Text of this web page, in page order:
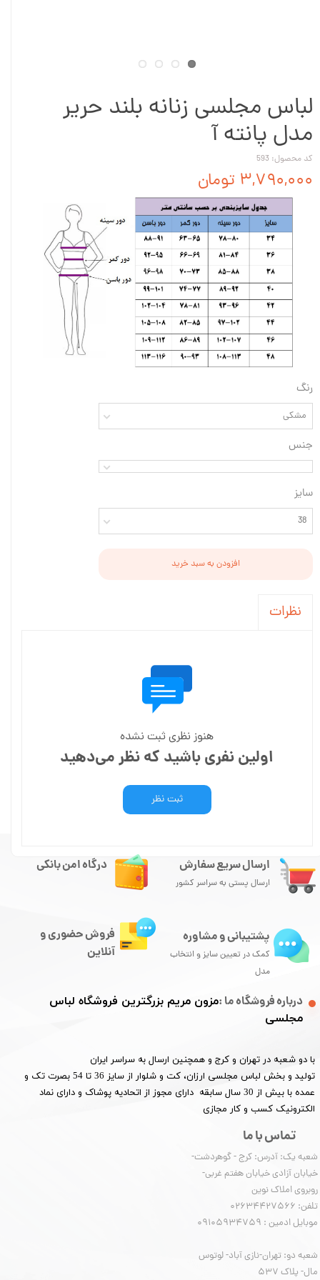
لباس مجلسی زنانه بلند حریر
مدل پانته آ
کد محصول: 593
۳,۷۹۰,۰۰۰ تومان
رنگ
مشکی
جنس
سایز
38
افزودن به سبد خرید
نظرات
هنوز نظری ثبت نشده
اولین نفری باشید که نظر می‌دهید
ثبت نظر
ارسال سریع سفارش
ارسال پستی به سراسر کشور
درباره فروشگاه ما :مزون مریم بزرگترین فروشگاه لباس
مجلسی
با دو شعبه در تهران و کرج و همچنین ارسال به سراسر ایران
تولید و بخش لباس مجلسی ارزان، کت و شلوار از سایز 36 تا 54 بصرت تک و
عمده با بیش از 30 سال سابقه دارای مجوز از اتحادیه پوشاک و دارای نماد
الکترونیک کسب و کار مجازی
تماس با ما
شعبه یک: آدرس: کرج - گوهردشت-
خیابان آزادی خیابان هفتم غربی-
روبروی املاک نوین
​​​​​​​تلفن: 02634427566
موبایل ادمین : 09105934759
شعبه دو: تهران-نازی آباد- لوتوس
مال- پلاک 537
درگاه امن بانکی
پشتیبانی و مشاوره
کمک در تعیین سایز و انتخاب
مدل
فروش حضوری و
آنلاین